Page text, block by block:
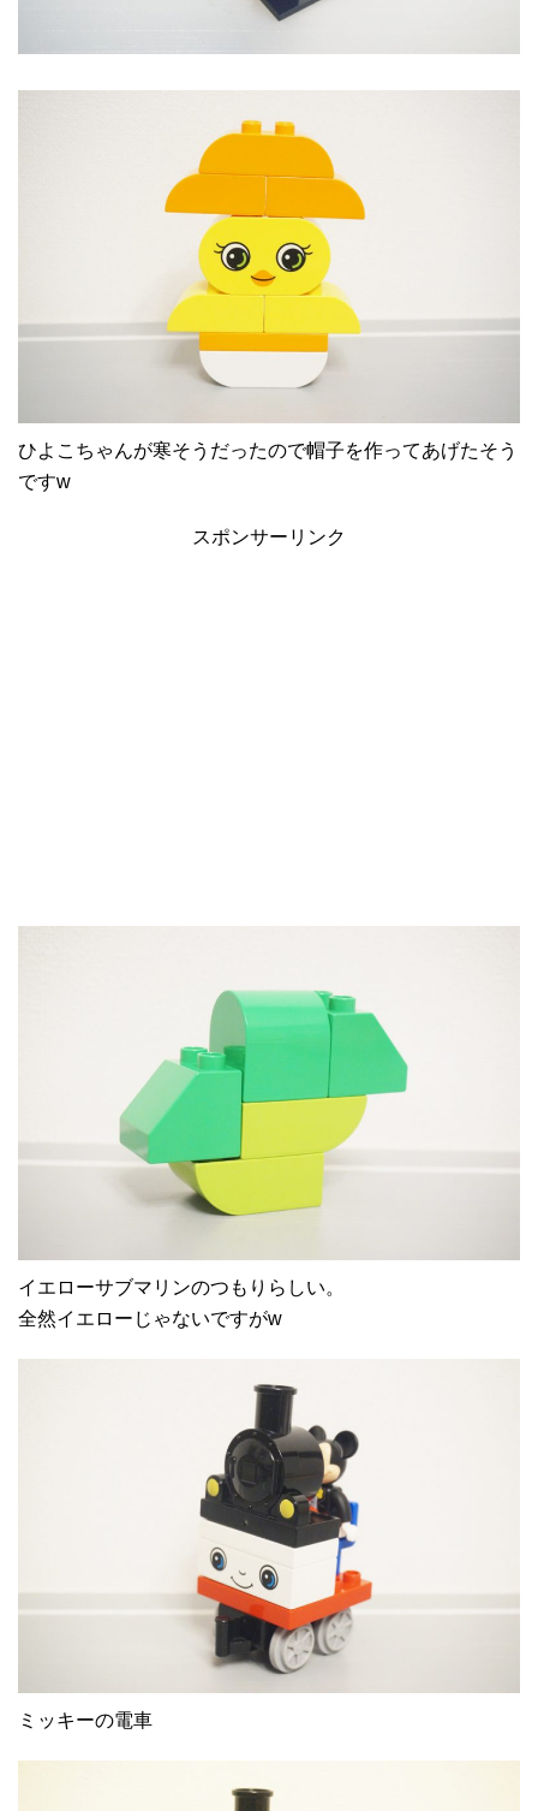
ひよこちゃんが寒そうだったので帽子を作ってあげたそう
ですw
スポンサーリンク
イエローサブマリンのつもりらしい。
全然イエローじゃないですがw
ミッキーの電車